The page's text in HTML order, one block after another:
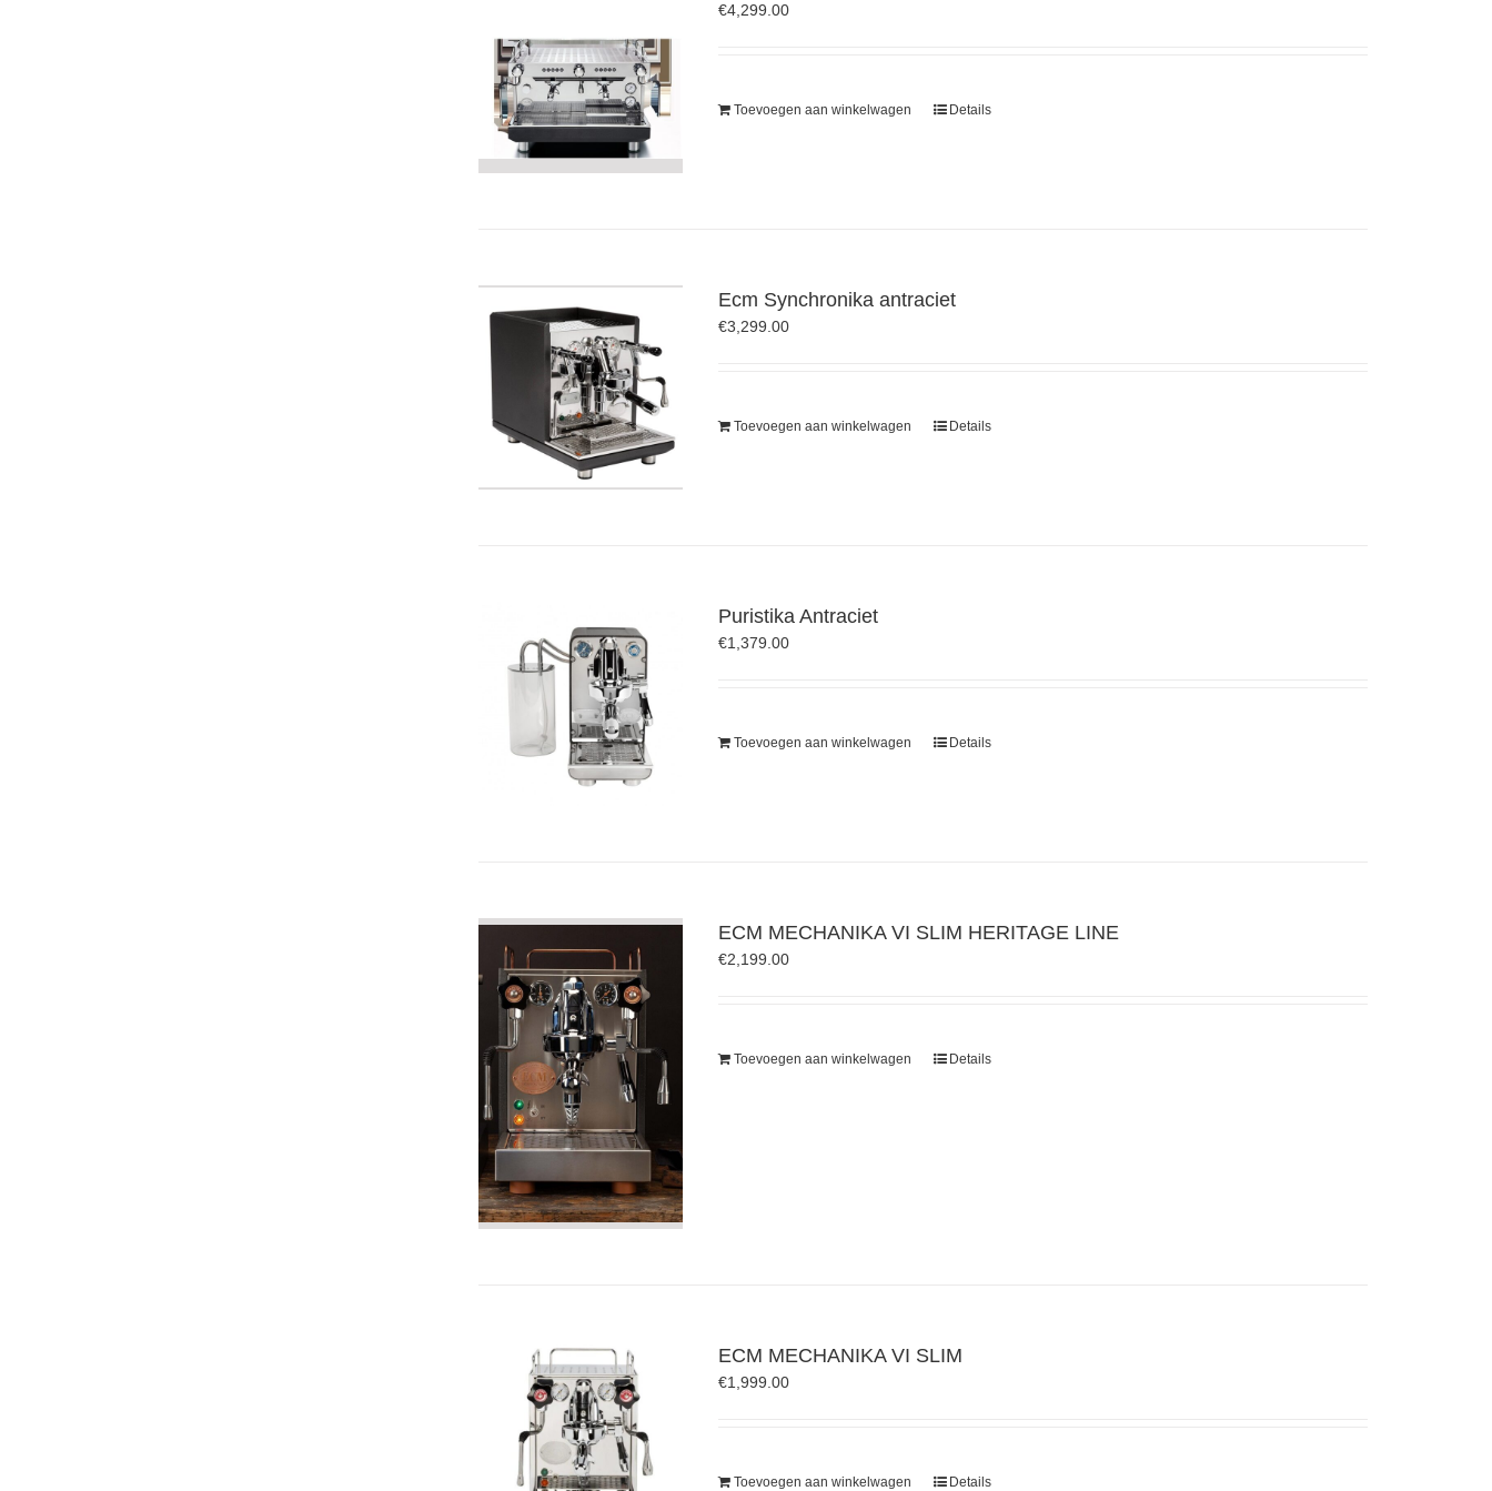
€4,299.00
Toevoegen aan winkelwagen Details
Ecm Synchronika antraciet
€3,299.00
Toevoegen aan winkelwagen Details
Puristika Antraciet
€1,379.00
Toevoegen aan winkelwagen Details
ECM MECHANIKA VI SLIM HERITAGE LINE
€2,199.00
Toevoegen aan winkelwagen Details
ECM MECHANIKA VI SLIM
€1,999.00
Toevoegen aan winkelwagen Details